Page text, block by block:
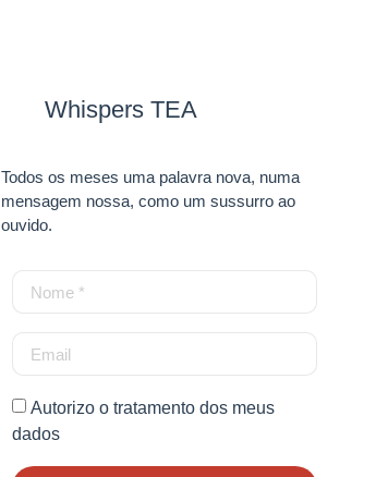
Whispers TEA
Todos os meses uma palavra nova, numa
mensagem nossa, como um sussurro ao
ouvido.
Autorizo o tratamento dos meus
dados